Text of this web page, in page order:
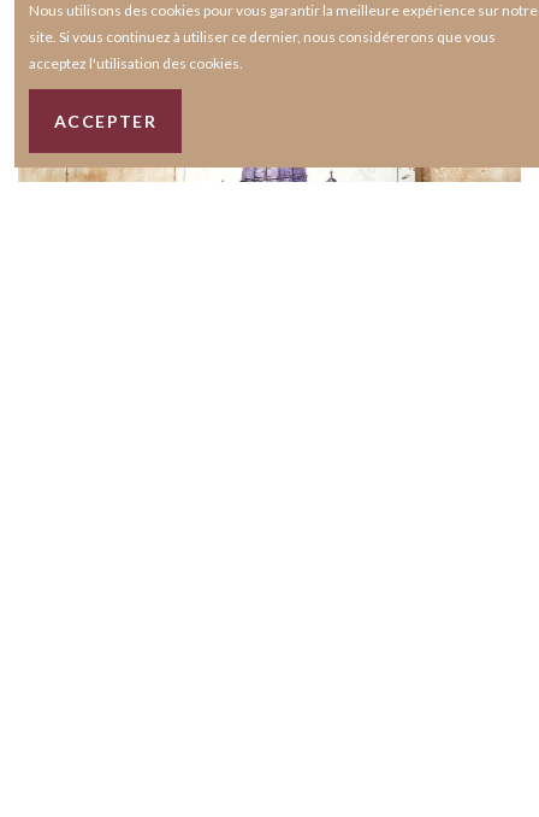
aspect fonctionnel.
Nous utilisons des cookies pour vous garantir la meilleure expérience sur notre
site. Si vous continuez à utiliser ce dernier, nous considérerons que vous
acceptez l'utilisation des cookies.
ACCEPTER